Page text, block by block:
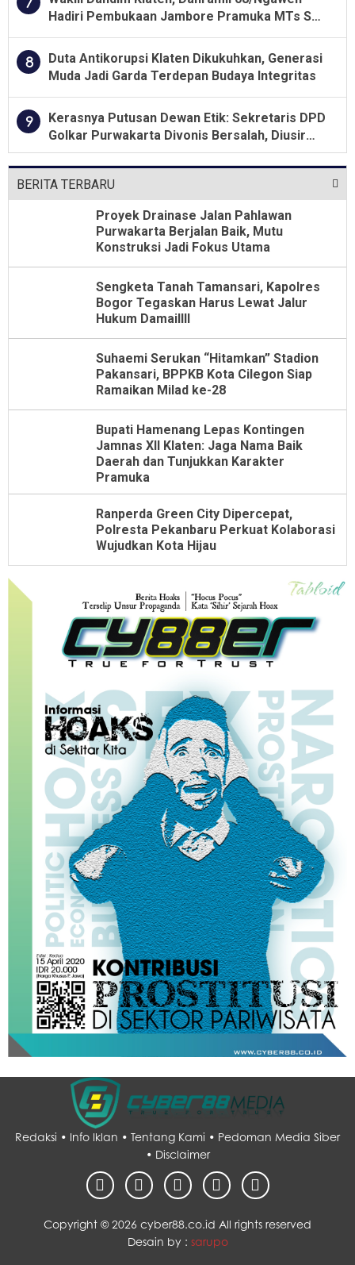
Hadiri Pembukaan Jambore Pramuka MTs Se-
8
Duta Antikorupsi Klaten Dikukuhkan, Generasi
Muda Jadi Garda Terdepan Budaya Integritas
9
Kerasnya Putusan Dewan Etik: Sekretaris DPD
Golkar Purwakarta Divonis Bersalah, Diusir
Dari Jabatan Selama Empat Tahun
BERITA TERBARU
Proyek Drainase Jalan Pahlawan
Purwakarta Berjalan Baik, Mutu
Konstruksi Jadi Fokus Utama
Sengketa Tanah Tamansari, Kapolres
Bogor Tegaskan Harus Lewat Jalur
Hukum Damaillll
Suhaemi Serukan “Hitamkan” Stadion
Pakansari, BPPKB Kota Cilegon Siap
Ramaikan Milad ke-28
Bupati Hamenang Lepas Kontingen
Jamnas XII Klaten: Jaga Nama Baik
Daerah dan Tunjukkan Karakter
Pramuka
Ranperda Green City Dipercepat,
Polresta Pekanbaru Perkuat Kolaborasi
Wujudkan Kota Hijau
Redaksi • Info Iklan • Tentang Kami • Pedoman Media Siber
• Disclaimer
Copyright ©2026 cyber88.co.id All rights reserved
Desain by : sarupo